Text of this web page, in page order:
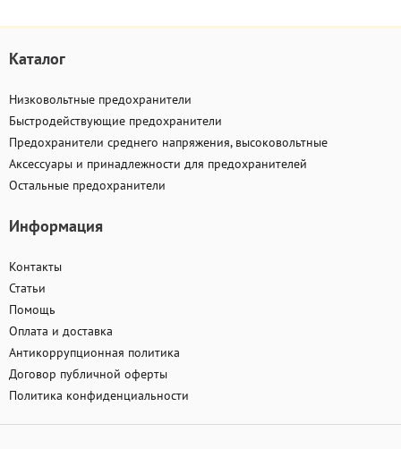
Каталог
Низковольтные предохранители
Быстродействующие предохранители
Предохранители среднего напряжения, высоковольтные
Аксессуары и принадлежности для предохранителей
Остальные предохранители
Информация
Контакты
Статьи
Помощь
Оплата и доставка
Антикоррупционная политика
Договор публичной оферты
Политика конфиденциальности